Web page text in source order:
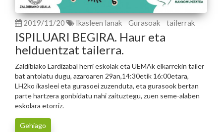
2019/11/20 Ikasleen lanak Gurasoak tailerrak
ISPILUARI BEGIRA. Haur eta
helduentzat tailerra.
Zaldibiako Lardizabal herri eskolak eta UEMAk elkarrekin tailer
bat antolatu dugu, azaroaren 29an,14:30etik 16:00etara,
LH2ko ikasleei eta gurasoei zuzenduta, eta gurasook bertan
parte hartzera gonbidatu nahi zaituztegu, zuen seme-alaben
eskolara etorriz.
Gehiago